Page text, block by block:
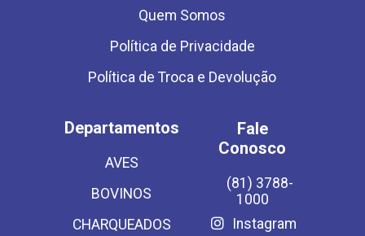
Quem Somos
Política de Privacidade
Política de Troca e Devolução
Departamentos
AVES
BOVINOS
CHARQUEADOS
Fale
Conosco
(81) 3788-
1000
Instagram